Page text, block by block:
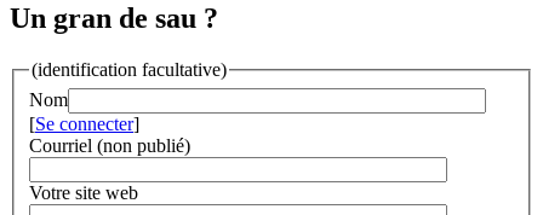
Un gran de sau ?
(identification facultative)
Nom
[Se connecter]
Courriel (non publié)
Votre site web